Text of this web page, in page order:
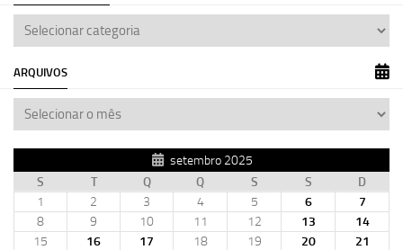
ARQUIVOS
setembro 2025
S
T Q Q S S
D
1
2 3 4 5 6
7
8
9 10 11 12 13
14
15
16 17 18 19 20
21